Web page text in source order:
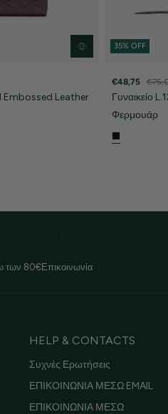
Embossed Leather
35% OFF
€48,75
Γυναικείο
Φερμουάρ
των 80€Επικοινωνία
HELP & CONTACTS
Συχνές Ερωτήσεις
ΕΠΙΚΟΙΝΩΝΙΑ ΜΕΣΩ EMAIL
ΕΠΙΚΟΙΝΩΝΙΑ ΜΕΣΩ